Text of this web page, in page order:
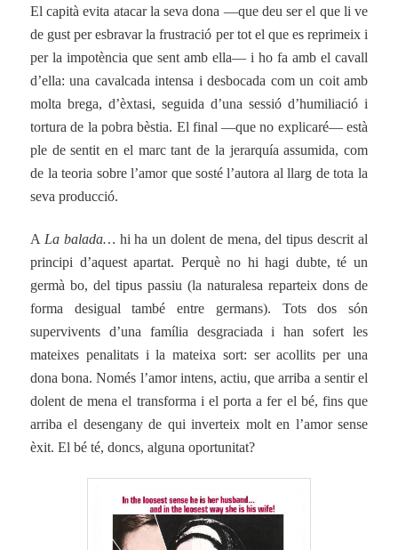
El capità evita atacar la seva dona —que deu ser el que li ve
de gust per esbravar la frustració per tot el que es reprimeix i
per la impotència que sent amb ella— i ho fa amb el cavall
d’ella: una cavalcada intensa i desbocada com un coit amb
molta brega, d’èxtasi, seguida d’una sessió d’humiliació i
tortura de la pobra bèstia. El final —que no explicaré— està
ple de sentit en el marc tant de la jerarquía assumida, com
de la teoria sobre l’amor que sosté l’autora al llarg de tota la
seva producció.
A La balada… hi ha un dolent de mena, del tipus descrit al
principi d’aquest apartat. Perquè no hi hagi dubte, té un
germà bo, del tipus passiu (la naturalesa reparteix dons de
forma desigual també entre germans). Tots dos són
supervivents d’una família desgraciada i han sofert les
mateixes penalitats i la mateixa sort: ser acollits per una
dona bona. Només l’amor intens, actiu, que arriba a sentir el
dolent de mena el transforma i el porta a fer el bé, fins que
arriba el desengany de qui inverteix molt en l’amor sense
èxit. El bé té, doncs, alguna oportunitat?